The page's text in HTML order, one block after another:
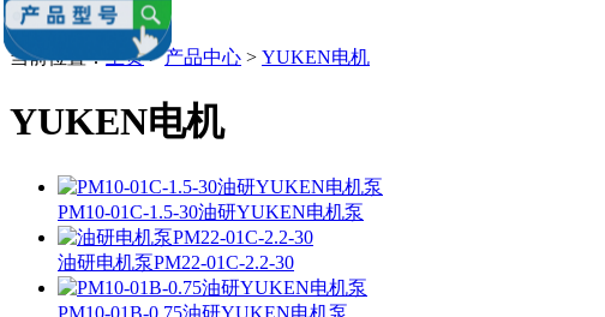
油研伺服阀
当前位置：主页>产品中心 > YUKEN电机
YUKEN电机
PM10-01C-1.5-30油研YUKEN电机泵
油研电机泵PM22-01C-2.2-30
PM10-01B-0.75油研YUKEN电机泵